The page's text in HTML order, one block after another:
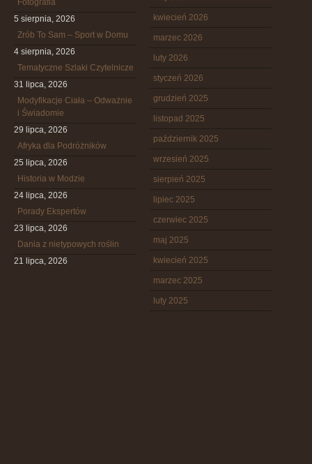
Fotografia
5 sierpnia, 2026
Zrób To Sam – Sport w Domu
4 sierpnia, 2026
Tematyczne Szlaki Czytelnicze
31 lipca, 2026
Modyfikacje Ciała – Odważnie
i Świadomie
29 lipca, 2026
Afryka dla Podróżników
25 lipca, 2026
Historia w Modzie
24 lipca, 2026
Porady Ekspertów
23 lipca, 2026
Dania z nietypowych roślin
21 lipca, 2026
kwiecień 2026
marzec 2026
luty 2026
styczeń 2026
grudzień 2025
listopad 2025
październik 2025
wrzesień 2025
sierpień 2025
lipiec 2025
czerwiec 2025
maj 2025
kwiecień 2025
marzec 2025
luty 2025